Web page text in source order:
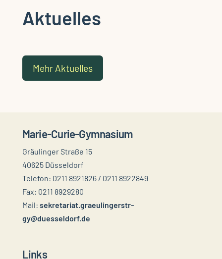
Aktuelles
Mehr Aktuelles
Marie-Curie-Gymnasium
Gräulinger Straße 15
40625 Düsseldorf
Telefon: 0211 8921826 / 0211 8922849
Fax: 0211 8929280
Mail: sekretariat.graeulingerstr-
gy@duesseldorf.de
Links